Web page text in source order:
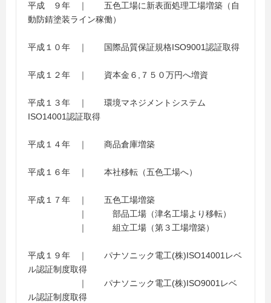
平成 ９年 ｜ 五色工場に新表面処理工場増築（自
動防錆塗装ライン稼働）
平成１０年 ｜ 国際品質保証規格ISO9001認証取得
平成１２年 ｜ 資本金６,７５０万円へ増資
平成１３年 ｜ 環境マネジメントシステム
ISO14001認証取得
平成１４年 ｜ 商品倉庫増築
平成１６年 ｜ 本社移転（五色工場へ）
平成１７年 ｜ 五色工場増築
｜ 部品工場（津名工場より移転）
｜ 組立工場（第３工場増築）
平成１９年 ｜ パナソニック電工(株)ISO14001レベ
ル認証制度取得
｜ パナソニック電工(株)ISO9001レベ
ル認証制度取得